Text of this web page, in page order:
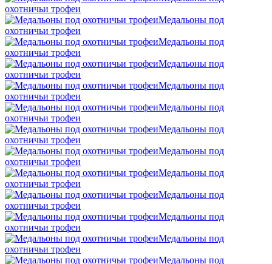
охотничьи трофеи
Mедальоны под
охотничьи трофеи
Mедальоны под
охотничьи трофеи
Mедальоны под
охотничьи трофеи
Mедальоны под
охотничьи трофеи
Mедальоны под
охотничьи трофеи
Mедальоны под
охотничьи трофеи
Mедальоны под
охотничьи трофеи
Mедальоны под
охотничьи трофеи
Mедальоны под
охотничьи трофеи
Mедальоны под
охотничьи трофеи
Mедальоны под
охотничьи трофеи
Mедальоны под